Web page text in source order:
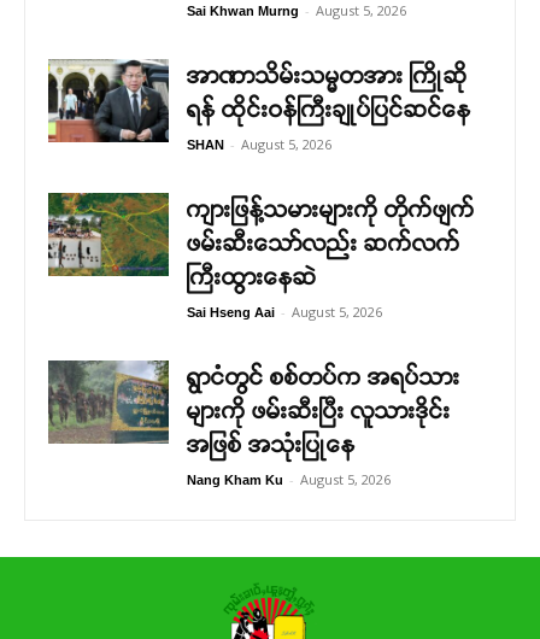
Sai Khwan Murng - August 5, 2026
အာဏာသိမ်းသမ္မတအား ကြိုဆို
ရန် ထိုင်းဝန်ကြီးချုပ်ပြင်ဆင်နေ
SHAN - August 5, 2026
ကျားဖြန့်သမားများကို တိုက်ဖျက်
ဖမ်းဆီးသော်လည်း ဆက်လက်
ကြီးထွားနေဆဲ
Sai Hseng Aai - August 5, 2026
ရွာငံတွင် စစ်တပ်က အရပ်သား
များကို ဖမ်းဆီးပြီး လူသားဒိုင်း
အဖြစ် အသုံးပြုနေ
Nang Kham Ku - August 5, 2026